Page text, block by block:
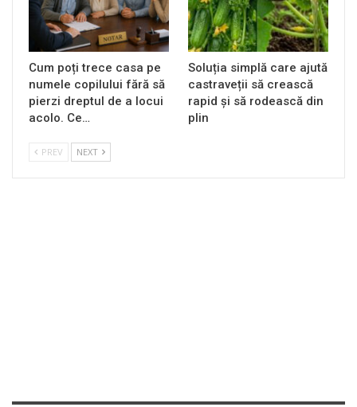
Cum poți trece casa pe
numele copilului fără să
pierzi dreptul de a locui
acolo. Ce…
Soluția simplă care ajută
castraveții să crească
rapid și să rodească din
plin
PREV NEXT